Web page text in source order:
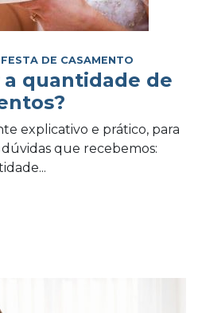
FESTA DE CASAMENTO
quantidade de
explicativo e prático, para
que recebemos: